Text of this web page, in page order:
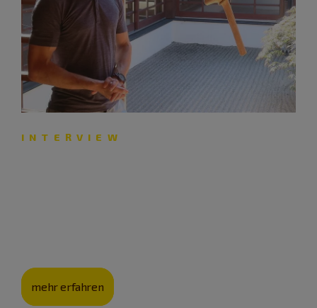
INTERVIEW
mehr erfahren